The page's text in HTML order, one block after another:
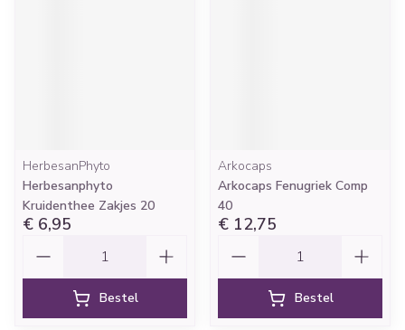
HerbesanPhyto
Herbesanphyto
Kruidenthee Zakjes 20
€ 6,95
Bestel
Arkocaps
Arkocaps Fenugriek Comp
40
€ 12,75
Bestel